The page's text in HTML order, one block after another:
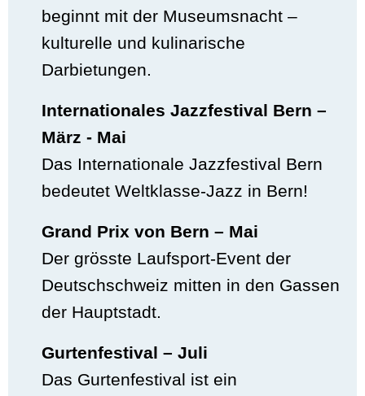
beginnt mit der Museumsnacht –
kulturelle und kulinarische
Darbietungen.
Internationales Jazzfestival Bern –
März - Mai
Das Internationale Jazzfestival Bern
bedeutet Weltklasse-Jazz in Bern!
Grand Prix von Bern – Mai
Der grösste Laufsport-Event der
Deutschschweiz mitten in den Gassen
der Hauptstadt.
Gurtenfestival – Juli
Das Gurtenfestival ist ein